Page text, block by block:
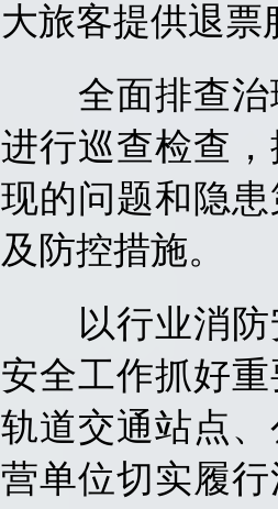
大旅客提供退票
全面排查治
进行巡查检查
现的问题和隐
及防控措施。
以行业消防
安全工作抓好
轨道交通站点
营单位切实履